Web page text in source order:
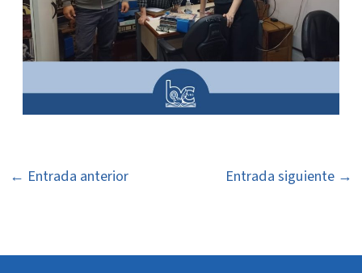
← Entrada anterior Entrada siguiente →